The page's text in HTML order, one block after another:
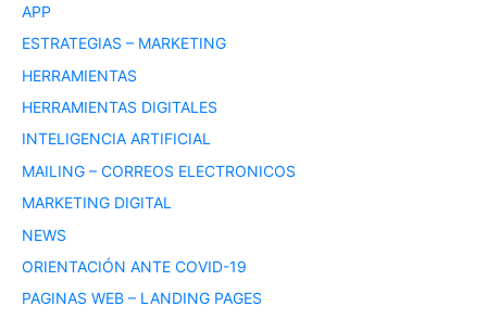
APP
ESTRATEGIAS – MARKETING
HERRAMIENTAS
HERRAMIENTAS DIGITALES
INTELIGENCIA ARTIFICIAL
MAILING – CORREOS ELECTRONICOS
MARKETING DIGITAL
NEWS
ORIENTACIÓN ANTE COVID-19
PAGINAS WEB – LANDING PAGES